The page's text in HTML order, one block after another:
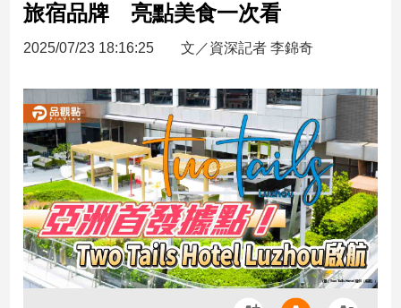
財
新
產
經/
股
市
房
地
產
品
旅宿品牌 亮點美食一次看
2025/07/23 18:16:25 文／資深記者 李錦奇